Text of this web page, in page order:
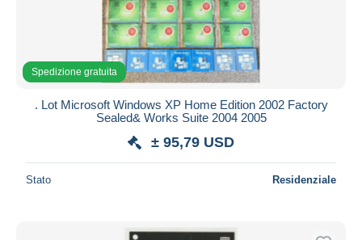
Spedizione gratuita
. Lot Microsoft Windows XP Home Edition 2002 Factory
Sealed& Works Suite 2004 2005
± 95,79 USD
Stato Residenziale